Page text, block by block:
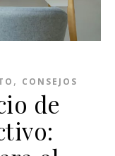
, CONSEJOS
de